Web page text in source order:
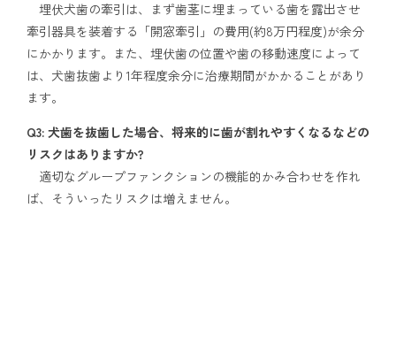
埋伏犬歯の牽引は、まず歯茎に埋まっている歯を露出させ
牽引器具を装着する「開窓牽引」の費用(約8万円程度)が余分
にかかります。また、埋伏歯の位置や歯の移動速度によって
は、犬歯抜歯より1年程度余分に治療期間がかかることがあり
ます。
Q3: 犬歯を抜歯した場合、将来的に歯が割れやすくなるなどの
リスクはありますか?
適切なグループファンクションの機能的かみ合わせを作れ
ば、そういったリスクは増えません。